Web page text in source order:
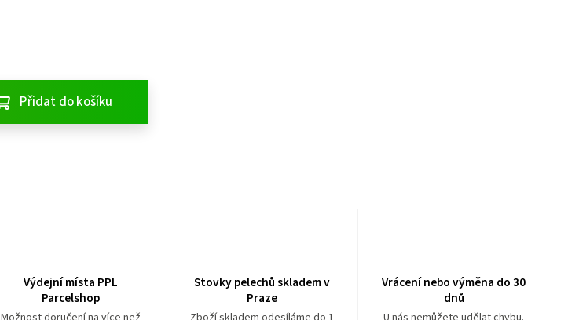
Přidat do košíku
Výdejní místa PPL
Parcelshop
Stovky pelechů skladem v
Praze
Vrácení nebo výměna do 30
dnů